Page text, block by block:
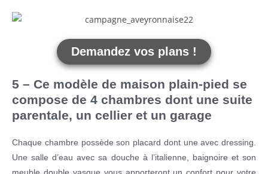
Demandez vos plans !
5 – Ce modèle de maison plain-pied se
compose de 4 chambres dont une suite
parentale, un cellier et un garage
Chaque chambre possède son placard dont une avec dressing.
Une salle d’eau avec sa douche à l’italienne, baignoire et son
meuble double vasque vous apporteront un confort pour votre